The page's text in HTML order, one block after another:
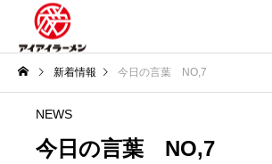
新着情報 今日の言葉 NO,7
NEWS
今日の言葉 NO,7